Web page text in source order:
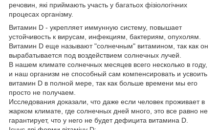
речовин, які приймають участь у багатьох фізіологічних
процесах організму.
Витамин D - укрепляет иммунную систему, повышает
устойчивость к вирусам, инфекциям, бактериям, опухолям.
Витамин D еще называют "солнечным" витамином, так как он
вырабатывается под воздействием солнечных лучей.
В нашем климате солнечных месяцев всего несколько в году,
и наш организм не способный сам компенсировать и усвоить
витамин D в полной мере, так как больше времени мы его
просто не получаем.
Исследования доказали, что даже если человек проживает в
жарком климате, где солнечных дней много, это все равно не
гарантирует, что у него не будет дефицита витамина D.